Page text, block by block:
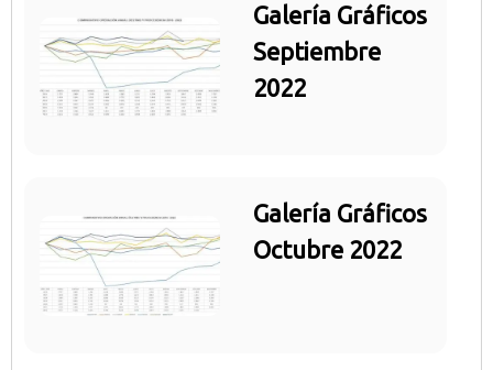
Galería Gráficos
Septiembre
2022
Galería Gráficos
Octubre 2022